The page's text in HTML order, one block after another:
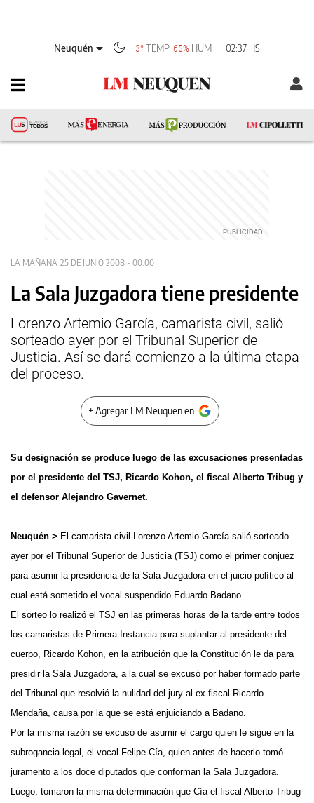
Neuquén 3° TEMP 65% HUM 02:37 HS
LA MAÑANA 25 DE JUNIO 2008 - 00:00
La Sala Juzgadora tiene presidente
Lorenzo Artemio García, camarista civil, salió
sorteado ayer por el Tribunal Superior de
Justicia. Así se dará comienzo a la última etapa
del proceso.
+ Agregar LM Neuquen en
Su designación se produce luego de las excusaciones presentadas
por el presidente del TSJ, Ricardo Kohon, el fiscal Alberto Tribug y
el defensor Alejandro Gavernet.
Neuquén > El camarista civil Lorenzo Artemio García salió sorteado
ayer por el Tribunal Superior de Justicia (TSJ) como el primer conjuez
para asumir la presidencia de la Sala Juzgadora en el juicio político al
cual está sometido el vocal suspendido Eduardo Badano.
El sorteo lo realizó el TSJ en las primeras horas de la tarde entre todos
los camaristas de Primera Instancia para suplantar al presidente del
cuerpo, Ricardo Kohon, en la atribución que la Constitución le da para
presidir la Sala Juzgadora, a la cual se excusó por haber formado parte
del Tribunal que resolvió la nulidad del jury al ex fiscal Ricardo
Mendaña, causa por la que se está enjuiciando a Badano.
Por la misma razón se excusó de asumir el cargo quien le sigue en la
subrogancia legal, el vocal Felipe Cía, quien antes de hacerlo tomó
juramento a los doce diputados que conforman la Sala Juzgadora.
Luego, tomaron la misma determinación que Cía el fiscal Alberto Tribug